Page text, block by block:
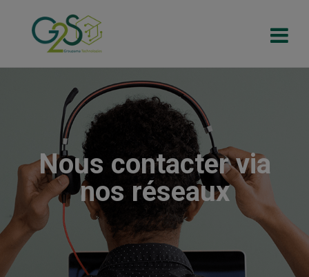
Nous contacter via
nos réseaux